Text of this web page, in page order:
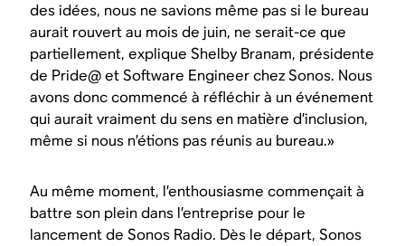
des idées, nous ne savions même pas si le bureau
aurait rouvert au mois de juin, ne serait-ce que
partiellement, explique Shelby Branam, présidente
de Pride@ et Software Engineer chez Sonos. Nous
avons donc commencé à réfléchir à un événement
qui aurait vraiment du sens en matière d’inclusion,
même si nous n’étions pas réunis au bureau.»
Au même moment, l’enthousiasme commençait à
battre son plein dans l’entreprise pour le
lancement de Sonos Radio. Dès le départ, Sonos